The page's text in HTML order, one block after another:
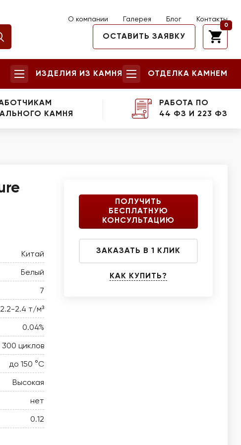
О компании Галерея Блог Контакты
ОСТАВИТЬ ЗАЯВКУ
0
ИЗДЕЛИЯ ИЗ КАМНЯ ОТДЕЛКА КАМНЕМ
КАМНЯ
РАБОТА ПО
44 ФЗ И 223 ФЗ
Китай
Белый
7
2.2-2.4 т/м³
0.04%
300 циклов
до 150 °C
Высокая
нет
0.12
ПОЛУЧИТЬ
БЕСПЛАТНУЮ
КОНСУЛЬТАЦИЮ
ЗАКАЗАТЬ В 1 КЛИК
КАК КУПИТЬ?